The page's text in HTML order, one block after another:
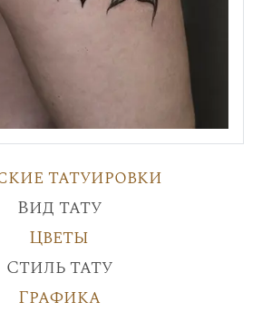
татуировки
Вид тату
Цветы
Стиль тату
Графика